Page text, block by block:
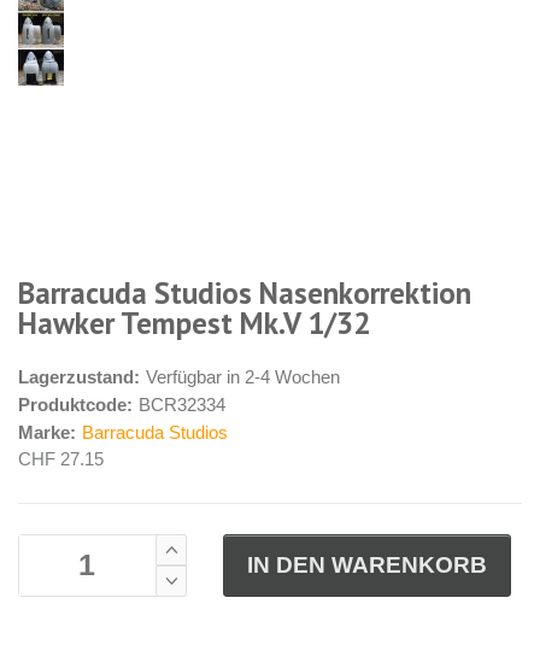
Barracuda Studios Nasenkorrektion
Hawker Tempest Mk.V 1/32
Lagerzustand: Verfügbar in 2-4 Wochen
Produktcode: BCR32334
Marke: Barracuda Studios
CHF 27.15